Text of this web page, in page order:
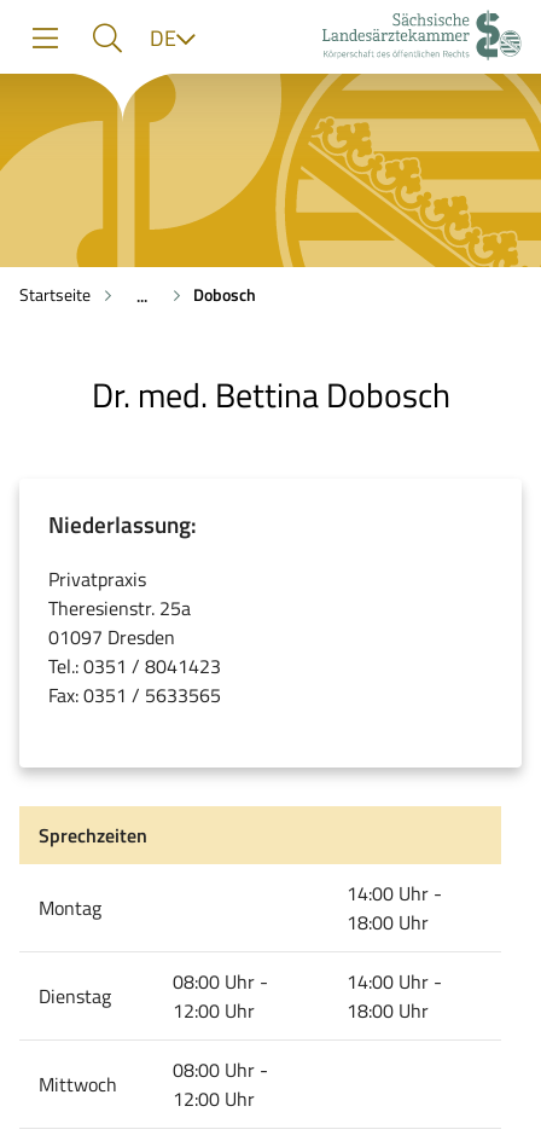
Navigation
Suche
Inhalt
DE
Startseite ... Dobosch
Dr. med. Bettina Dobosch
Niederlassung:
Privatpraxis
Theresienstr. 25a
01097 Dresden
Tel.: 0351 / 8041423
Fax: 0351 / 5633565
Sprechzeiten
Montag
14:00 Uhr -
18:00 Uhr
Dienstag
08:00 Uhr -
12:00 Uhr
14:00 Uhr -
18:00 Uhr
Mittwoch
08:00 Uhr -
12:00 Uhr